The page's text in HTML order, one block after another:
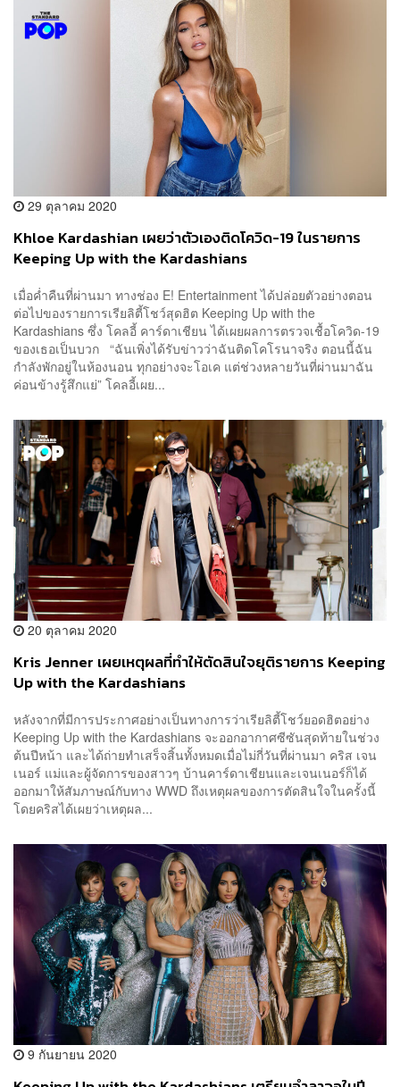
29 ตุลาคม 2020
Khloe Kardashian เผยว่าตัวเองติดโควิด-19 ในรายการ
Keeping Up with the Kardashians
เมื่อค่ำคืนที่ผ่านมา ทางช่อง E! Entertainment ได้ปล่อยตัวอย่างตอน
ต่อไปของรายการเรียลิตี้โชว์สุดฮิต Keeping Up with the
Kardashians ซึ่ง โคลอี้ คาร์ดาเชียน ได้เผยผลการตรวจเชื้อโควิด-19
ของเธอเป็นบวก “ฉันเพิ่งได้รับข่าวว่าฉันติดโคโรนาจริง ตอนนี้ฉัน
กำลังพักอยู่ในห้องนอน ทุกอย่างจะโอเค แต่ช่วงหลายวันที่ผ่านมาฉัน
ค่อนข้างรู้สึกแย่” โคลอี้เผย...
20 ตุลาคม 2020
Kris Jenner เผยเหตุผลที่ทำให้ตัดสินใจยุติรายการ Keeping
Up with the Kardashians
หลังจากที่มีการประกาศอย่างเป็นทางการว่าเรียลิตี้โชว์ยอดฮิตอย่าง
Keeping Up with the Kardashians จะออกอากาศซีซันสุดท้ายในช่วง
ต้นปีหน้า และได้ถ่ายทำเสร็จสิ้นทั้งหมดเมื่อไม่กี่วันที่ผ่านมา คริส เจน
เนอร์ แม่และผู้จัดการของสาวๆ บ้านคาร์ดาเชียนและเจนเนอร์ก็ได้
ออกมาให้สัมภาษณ์กับทาง WWD ถึงเหตุผลของการตัดสินใจในครั้งนี้
โดยคริสได้เผยว่าเหตุผล...
9 กันยายน 2020